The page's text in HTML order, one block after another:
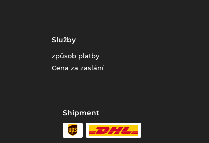
Služby
způsob platby
Cena za zaslání
Shipment